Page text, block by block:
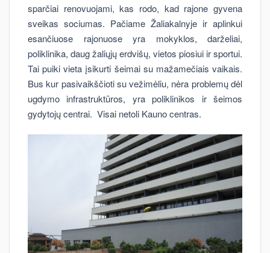
sparčiai renovuojami, kas rodo, kad rajone gyvena
sveikas sociumas. Pačiame Žaliakalnyje ir aplinkui
esančiuose rajonuose yra mokyklos, darželiai,
poliklinika, daug žaliųjų erdvišų, vietos piosiui ir sportui.
Tai puiki vieta įsikurti šeimai su mažamečiais vaikais.
Bus kur pasivaikščioti su vežimėliu, nėra problemų dėl
ugdymo infrastruktūros, yra poliklinikos ir šeimos
gydytojų centrai. Visai netoli Kauno centras.